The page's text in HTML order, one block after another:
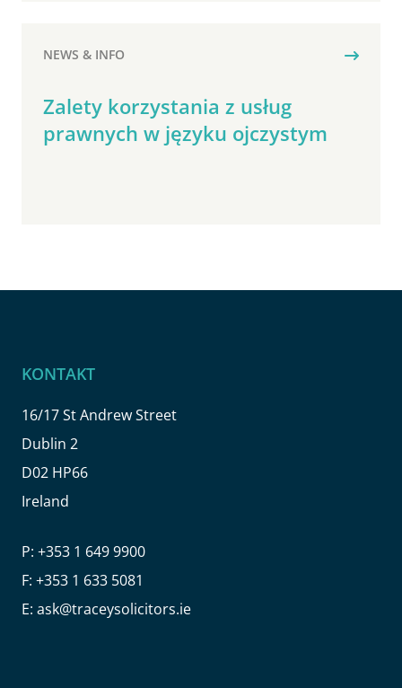
NEWS & INFO
Zalety korzystania z usług
prawnych w języku ojczystym
KONTAKT
16/17 St Andrew Street
Dublin 2
D02 HP66
Ireland
P: +353 1 649 9900
F: +353 1 633 5081
E: ask@traceysolicitors.ie